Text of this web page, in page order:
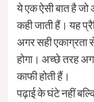
ये एक ऐसी बात है
कही जाती हैं। यह
अगर सही एकाग्रता
होगा। अच्छे तरह
काफी होती हैं।
पढ़ाई के घंटे नहीं